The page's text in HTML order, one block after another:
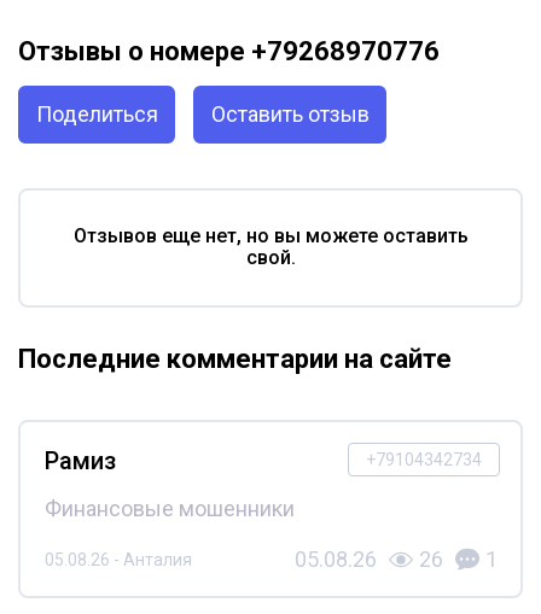
Отзывы о номере +79268970776
Поделиться Оставить отзыв
Отзывов еще нет, но вы можете оставить
свой.
Последние комментарии на сайте
+79104342734
Рамиз
Финансовые мошенники
05.08.26 - Анталия 05.08.26 26 1